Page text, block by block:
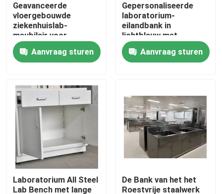
Modern Laboratoriummeubilair
Het Meubilair van het schoollaboratorium
De Bank van het laboratoriumeiland
De Bank van de laboratoriummuur
De Kap van de laboratoriumdamp
De Bank van het laboratoriumsaldo
Geavanceerde
vloergebouwde
ziekenhuislab-
meubilair voor
efficiënte lab-
oplossingen
Aanvraag sturen
Gepersonaliseerde
laboratorium-
eilandbank in
lichtblauw met
marmeren werkplaat
Aanvraag sturen
Laboratorium All Steel
Lab Bench met lange
De Bank van het het
Roestvrije staalwerk